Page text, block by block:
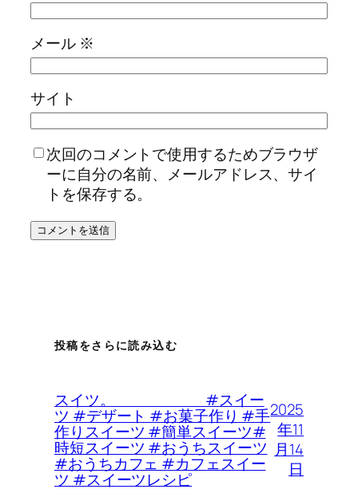
メール ※
サイト
次回のコメントで使用するためブラウザ
ーに自分の名前、メールアドレス、サイ
トを保存する。
投稿をさらに読み込む
スイツ。 #スイー
ツ #デザート #お菓子作り #手
作りスイーツ #簡単スイーツ#
時短スイーツ #おうちスイーツ
#おうちカフェ #カフェスイー
ツ #スイーツレシピ
2025
年11
月14
日